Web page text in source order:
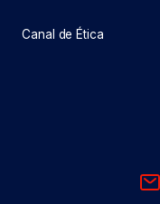
Canal de Ética